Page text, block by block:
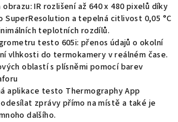
IR rozlišení až 640 x 480 pixelů díky
a tepelná citlivost 0,05 °C
teplotních rozdílů.
testo 605i: přenos údajů o okolní
vlhkosti do termokamery v reálném čase.
oblastí s plísněmi pomocí barev
aplikace testo Thermography App
zprávy přímo na místě a také je
dalšího.